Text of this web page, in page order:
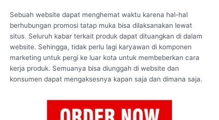
Sebuah website dapat menghemat waktu karena hal-hal
berhubungan promosi tatap muka bisa dilaksanakan lewat
situs. Seluruh kabar terkait produk dapat dituangkan di dalam
website. Sehingga, tidak perlu lagi karyawan di komponen
marketing untuk pergi ke luar kota untuk membeberkan cara
kerja produk. Semuanya bisa diunggah di website dan
konsumen dapat mengaksesnya kapan saja dan dimana saja.